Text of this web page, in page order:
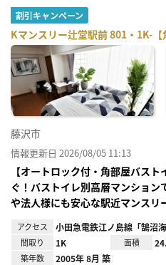
割引キャンペーン
Kマンスリー辻堂駅前 801・1K-
藤沢市
情報更新日 2026/08/05 11:13
【オートロック付・角部屋バス
ぐ！バストイレ別高層マンション
や法人様にも安心な駅近マンスリ
アクセス 小田急電鉄江ノ島線「鵠沼海
間取り 1K 面積
築年数 2005年 8月 築